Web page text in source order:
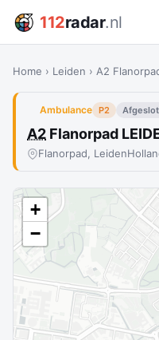
112radar.nl
Home › Leiden › A2
Ambulance P2
A2 Flanorpad
Flanorpad, Leiden
+
−